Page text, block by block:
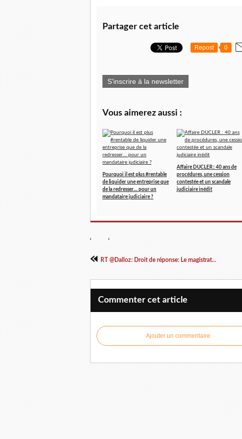
Partager cet article
Repost 0
S'inscrire à la newsletter
Vous aimerez aussi :
Pourquoi il est plus #rentable
de liquider une entreprise que
de la redresser… pour un
mandataire judiciaire ?
Affaire DUCLER : 40 ans de
procédures, une cession
contestée et un scandale
judiciaire inédit
RT @Dalloz: Droit de réponse: Le magistrat...
Commenter cet article
Ajouter un commentaire